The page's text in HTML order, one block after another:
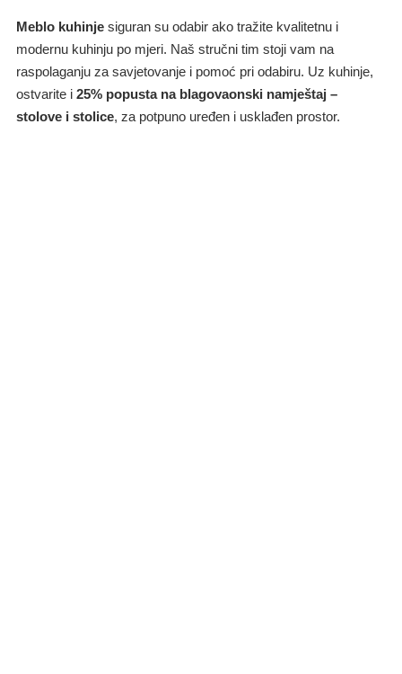
Meblo kuhinje siguran su odabir ako tražite kvalitetnu i
modernu kuhinju po mjeri. Naš stručni tim stoji vam na
raspolaganju za savjetovanje i pomoć pri odabiru. Uz kuhinje,
ostvarite i 25% popusta na blagovaonski namještaj –
stolove i stolice, za potpuno uređen i usklađen prostor.